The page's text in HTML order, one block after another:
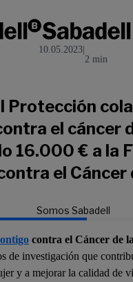
Català
Català
10.05.2023
2 min
Protección
el cáncer
16.000 € a la
el Cáncer
Somos Sabadell
contra el Cáncer de
de investigación que
y a mejorar la calidad de